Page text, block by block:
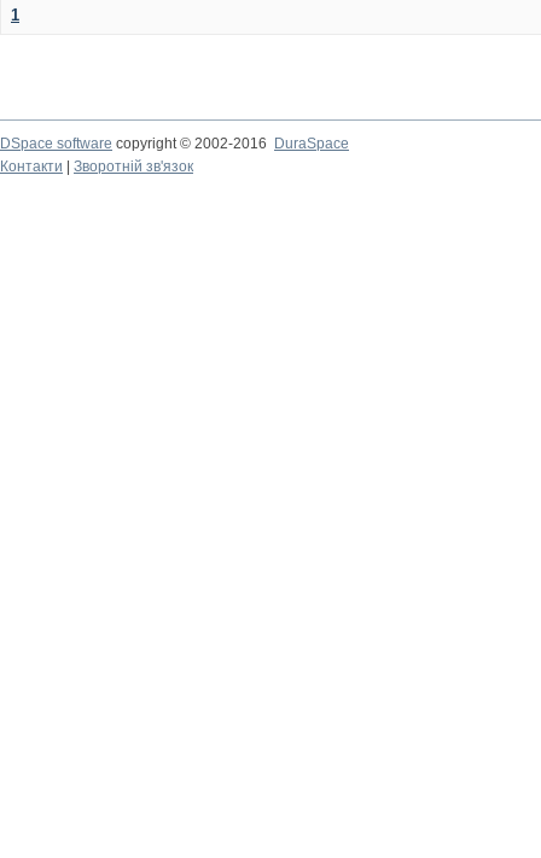
1
DSpace software copyright © 2002-2016
DuraSpace
Контакти
Зворотній зв'язок